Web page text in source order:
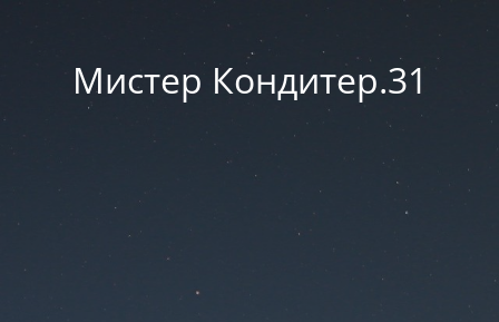
Мистер Кондитер.31